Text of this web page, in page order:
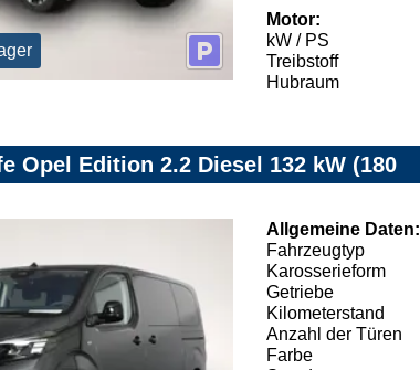
Motor:
kW / PS
Treibstoff
Hubraum
Opel Edition 2.2 Diesel 132 kW (180
Allgemeine Daten:
Fahrzeugtyp
Karosserieform
Getriebe
Kilometerstand
Anzahl der Türen
Farbe